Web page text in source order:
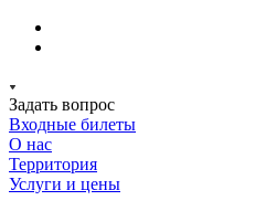
Задать вопрос
Входные билеты
О нас
Территория
Услуги и цены